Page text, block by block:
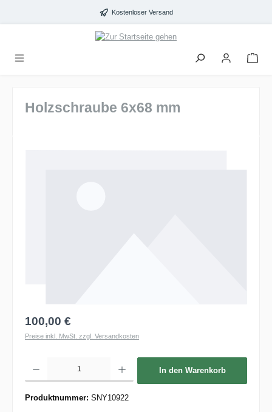
Kostenloser Versand
Holzschraube 6x68 mm
100,00 €
Preise inkl. MwSt. zzgl. Versandkosten
In den Warenkorb
Produktnummer: SNY10922